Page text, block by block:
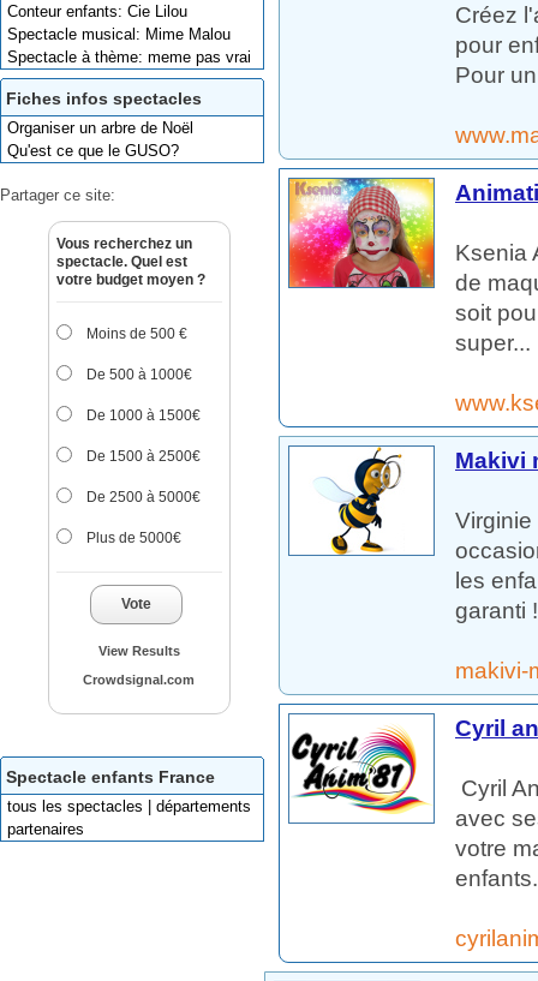
Conteur enfants: Cie Lilou
Spectacle musical: Mime Malou
Spectacle à thème: meme pas vrai
Fiches infos spectacles
Organiser un arbre de Noël
Qu'est ce que le GUSO?
Partager ce site:
Vous recherchez un
spectacle. Quel est
votre budget moyen ?
Moins de 500 €
De 500 à 1000€
De 1000 à 1500€
De 1500 à 2500€
De 2500 à 5000€
Plus de 5000€
Vote
View Results
Crowdsignal.com
Spectacle enfants France
tous les spectacles | départements
partenaires
Créez
pour
Pour
Ksenia
de
soit
super...
Makivi
les
garanti
makivi-
Cyril
Cyril
avec
votre